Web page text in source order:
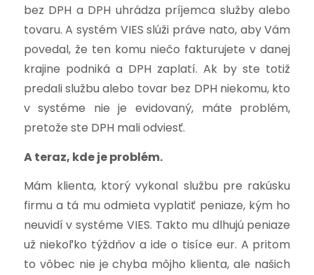
bez DPH a DPH uhrádza príjemca služby alebo
tovaru. A systém VIES slúži práve nato, aby Vám
povedal, že ten komu niečo fakturujete v danej
krajine podniká a DPH zaplatí. Ak by ste totiž
predali službu alebo tovar bez DPH niekomu, kto
v systéme nie je evidovaný, máte problém,
pretože ste DPH mali odviesť.
A teraz, kde je problém.
Mám klienta, ktorý vykonal službu pre rakúsku
firmu a tá mu odmieta vyplatiť peniaze, kým ho
neuvidí v systéme VIES. Takto mu dlhujú peniaze
už niekoľko týždňov a ide o tisíce eur. A pritom
to vôbec nie je chyba môjho klienta, ale našich